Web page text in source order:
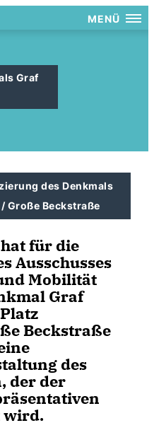
MENÜ
Graf
des Denkmals
Große Beckstraße
für die
Ausschusses
Mobilität
Graf
Beckstraße
des
der der
wird.